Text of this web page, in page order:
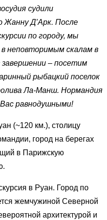
судили
Жанну Д’Арк. После
по городу, мы
неповторимым скалам в
– посетим
рыбацкий поселок
Ла-Манш. Нормандия
равнодушными!
(~120 км.), столицу
город на берегах
в Парижскую
в Руан. Город по
жемчужиной Северной
архитектурой и